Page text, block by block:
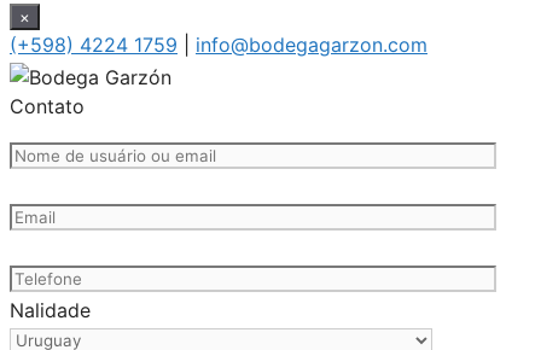
×
(+598) 4224 1759 info@bodegagarzon.com
Contato
Nalidade